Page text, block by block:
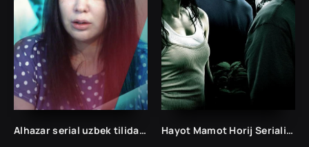
Alhazar serial uzbek tilida / Alhazar kino uzbek tilida / Alhazar uzbek kino Hayot Mamot Horij Seriali Uzbek tilida Barcha qismlar O'zbek tilida Serial